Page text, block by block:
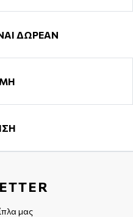
ΔΩΡΕΑΝ
μας